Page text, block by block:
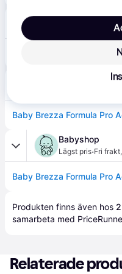
Elgiganten 4.1
1-2 dagar
3.8
Babyshop
Lägst pris·Fri frakt,
Produkten finns även hos 2
samarbeta med
Relaterade